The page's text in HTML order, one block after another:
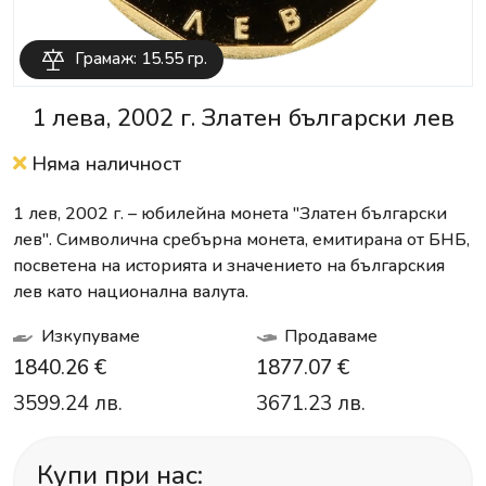
Грамаж: 15.55 гр.
1 лева, 2002 г. Златен български лев
Няма наличност
1 лев, 2002 г. – юбилейна монета "Златен български
лев". Символична сребърна монета, емитирана от БНБ,
посветена на историята и значението на българския
лев като национална валута.
Изкупуваме
1840.26 €
3599.24 лв.
Продаваме
1877.07 €
3671.23 лв.
Купи при нас: